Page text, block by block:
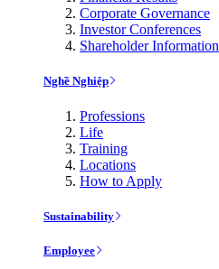
Corporate Governance
Investor Conferences
Shareholder Information
Nghề Nghiệp
Professions
Life
Training
Locations
How to Apply
Sustainability
Employee